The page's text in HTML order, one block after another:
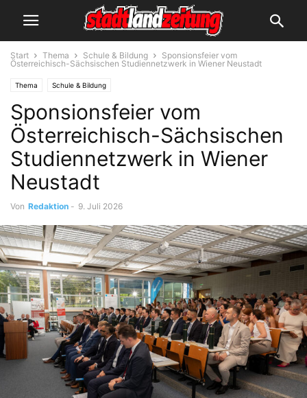
Start Thema Schule & Bildung
Sponsionsfeier vom
Österreichisch-Sächsischen Studiennetzwerk in Wiener Neustadt
Thema Schule & Bildung
Sponsionsfeier vom
Österreichisch-Sächsischen
Studiennetzwerk in Wiener
Neustadt
Von Redaktion - 9. Juli 2026